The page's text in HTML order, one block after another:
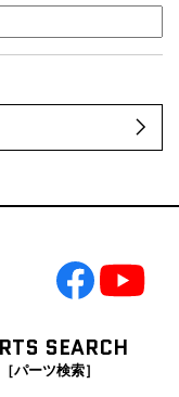
SEARCH
［パーツ検索］